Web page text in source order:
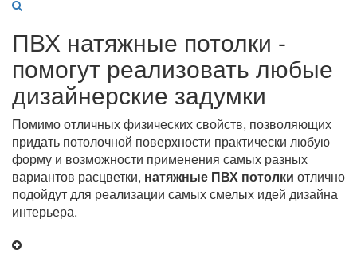
ПВХ натяжные потолки -
помогут реализовать любые
дизайнерские задумки
Помимо отличных физических свойств, позволяющих
придать потолочной поверхности практически любую
форму и возможности применения самых разных
вариантов расцветки, натяжные ПВХ потолки отлично
подойдут для реализации самых смелых идей дизайна
интерьера.